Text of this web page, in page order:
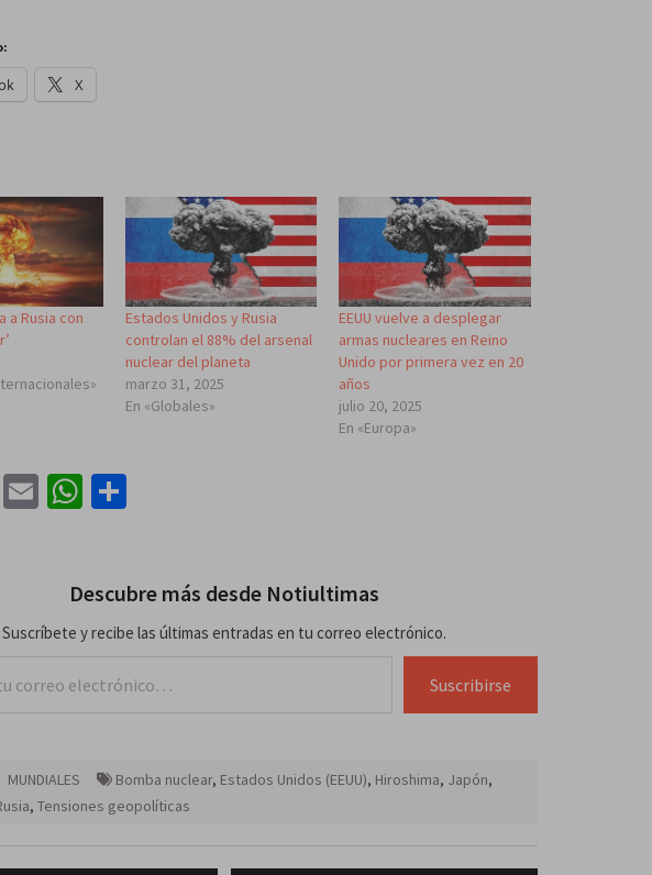
X
a Rusia con
Estados Unidos y Rusia
controlan el 88% del arsenal
nuclear del planeta
marzo 31, 2025
En «Globales»
EEUU vuelve a desplegar
armas nucleares en Reino
Unido por primera vez en 20
años
julio 20, 2025
En «Europa»
Twitter
EmailWhatsApp
Descubre más desde Notiultimas
Suscríbete y recibe las últimas entradas en tu correo electrónico.
Suscribirse
MUNDIALES Bomba nuclear, Estados Unidos (EEUU), Hiroshima, Japón,
, Tensiones geopolíticas